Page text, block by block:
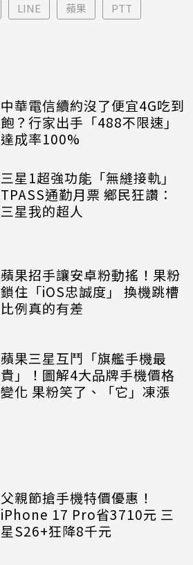
LINE 蘋果 PTT
中華電信續約沒了便宜4G吃到
飽？行家出手「488不限速」
達成率100%
三星1超強功能「無縫接軌」
TPASS通勤月票 鄉民狂讚：
三星我的超人
蘋果招手讓安卓粉動搖！果粉
鎖住「iOS忠誠度」 換機跳槽
比例真的有差
蘋果三星互鬥「旗艦手機最
貴」！圖解4大品牌手機價格
變化 果粉笑了、「它」凍漲
父親節搶手機特價優惠！
iPhone 17 Pro省3710元 三
星S26+狂降8千元